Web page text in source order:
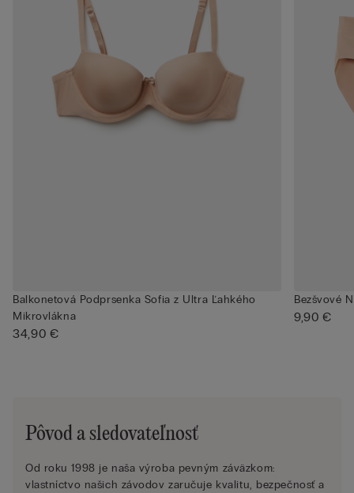
Balkonetová Podprsenka Sofia z Ultra Ľahkého
Mikrovlákna
34,90 €
Bezšvové
9,90 €
Pôvod a sledovateľnosť
Od roku 1998 je naša výroba pevným záväzkom:
vlastníctvo našich závodov zaručuje kvalitu, bezpečnosť a